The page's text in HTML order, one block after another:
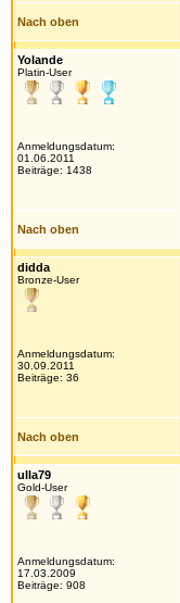
Nach oben
Yolande
Platin-User
Anmeldungsdatum:
01.06.2011
Beiträge: 1438
Nach oben
didda
Bronze-User
Anmeldungsdatum:
30.09.2011
Beiträge: 36
Nach oben
ulla79
Gold-User
Anmeldungsdatum:
17.03.2009
Beiträge: 908